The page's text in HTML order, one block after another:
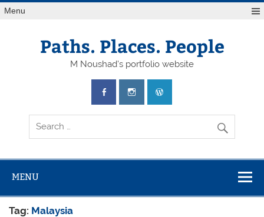
Skip
toMenu
Paths. Places. People
M Noushad's portfolio website
MENU
Tag: Malaysia